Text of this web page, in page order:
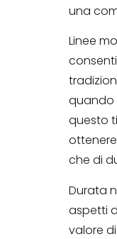
una
Linee
quando
questo
che di
Durata
aspetti
valore